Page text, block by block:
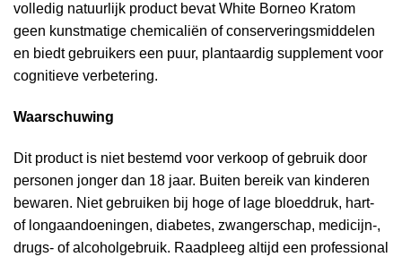
volledig natuurlijk product bevat White Borneo Kratom
geen kunstmatige chemicaliën of conserveringsmiddelen
en biedt gebruikers een puur, plantaardig supplement voor
cognitieve verbetering.
Waarschuwing
Dit product is niet bestemd voor verkoop of gebruik door
personen jonger dan 18 jaar. Buiten bereik van kinderen
bewaren. Niet gebruiken bij hoge of lage bloeddruk, hart-
of longaandoeningen, diabetes, zwangerschap, medicijn-,
drugs- of alcoholgebruik. Raadpleeg altijd een professional